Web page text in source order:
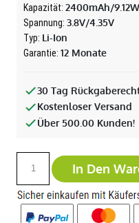
Kapazität: 2400mAh/
Spannung: 3.8V/4.35V
Typ: Li-Ion
Garantie: 12 Monate
30 Tag
Kostenloser Versand
Über 500.00 Kunden!
In Den